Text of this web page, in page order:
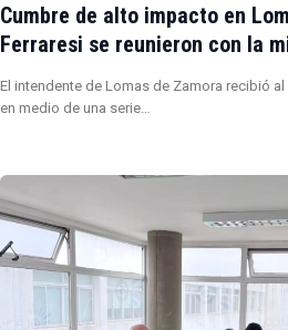
Cumbre de alto impacto en
Ferraresi se reunieron con la
El intendente de Lomas de Zamora recibió
en medio de una serie…